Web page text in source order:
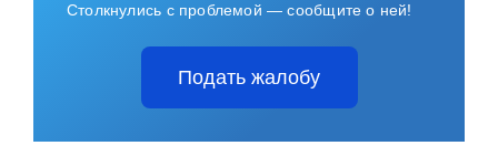
Столкнулись с проблемой — сообщите о ней!
Подать жалобу